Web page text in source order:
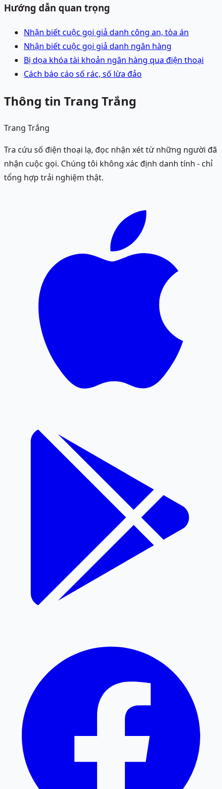
Hướng dẫn quan trọng
Nhận biết cuộc gọi giả danh công an, tòa án
Nhận biết cuộc gọi giả danh ngân hàng
Bị dọa khóa tài khoản ngân hàng qua điện thoại
Cách báo cáo số rác, số lừa đảo
Thông tin Trang Trắng
Trang Trắng
Tra cứu số điện thoại lạ, đọc nhận xét từ những người đã
nhận cuộc gọi. Chúng tôi không xác định danh tính - chỉ
tổng hợp trải nghiệm thật.